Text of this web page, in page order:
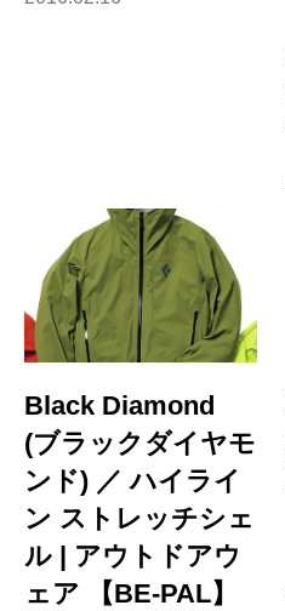
Black Diamond
(ブラックダイヤモ
ンド) ／ ハイライ
ン ストレッチシェ
ル | アウトドアウ
ェア 【BE-PAL】